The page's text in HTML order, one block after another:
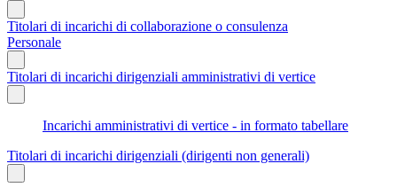
Titolari di incarichi di collaborazione o consulenza
Personale
Titolari di incarichi dirigenziali amministrativi di vertice
Incarichi amministrativi di vertice - in formato tabellare
Titolari di incarichi dirigenziali (dirigenti non generali)